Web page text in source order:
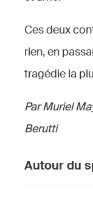
Ces deux
rien, en
tragédie la
Par Muriel
Berutti
Autour du